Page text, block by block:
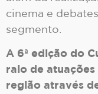
cinema e
segmento.
A 6ª edição do
raio de
região através